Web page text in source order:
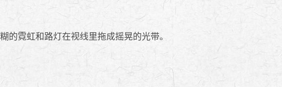
的霓虹和路灯在视线里拖成摇晃的光带。